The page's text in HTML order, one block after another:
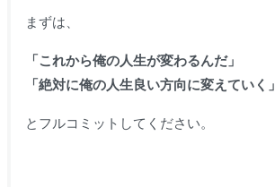
まずは、
「これから俺の人生が変わるんだ」
「絶対に俺の人生良い方向に変えていく」
とフルコミットしてください。